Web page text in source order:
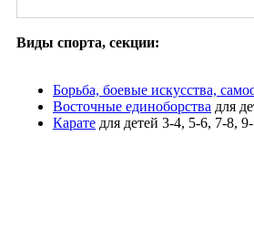
Виды спорта, секции:
Борьба, боевые искусства,
Восточные единоборства для
Карате для детей 3-4, 5-6, 7-8,